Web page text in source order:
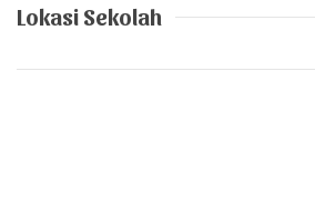
Lokasi Sekolah